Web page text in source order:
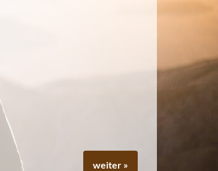
weiter »